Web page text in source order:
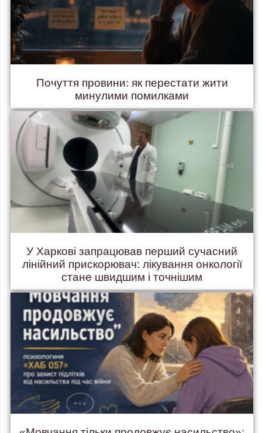
Почуття провини: як перестати жити
минулими помилками
У Харкові запрацював перший сучасний
лінійний прискорювач: лікування онкології
стане швидшим і точнішим